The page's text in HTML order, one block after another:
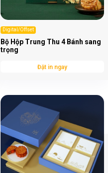
Digital/Offset
Bộ Hộp Trung Thu 4 Bánh sang
trọng
Đặt in ngay